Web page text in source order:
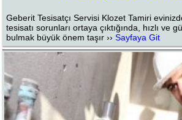
Geberit Tesisatçı Servisi Klozet Tamiri
tesisatı sorunları ortaya çıktığında, hızlı ve
bulmak büyük önem taşır ››Sayfaya Git